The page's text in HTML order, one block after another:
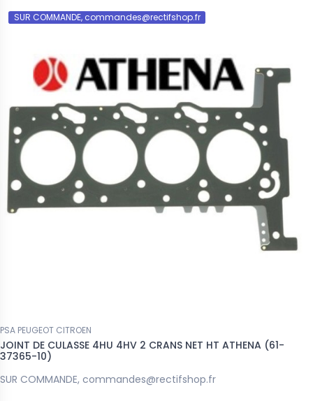
SUR COMMANDE, commandes@rectifshop.fr
PSA PEUGEOT CITROEN
JOINT DE CULASSE 4HU 4HV 2 CRANS NET HT ATHENA (61-
37365-10)
SUR COMMANDE, commandes@rectifshop.fr